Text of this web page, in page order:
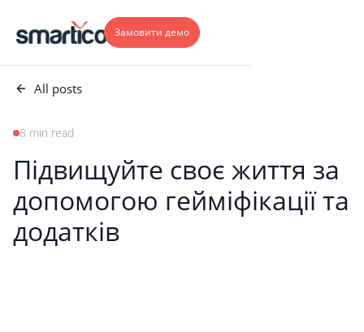
Замовити демо
All posts
8 min read
Підвищуйте своє життя за
допомогою гейміфікації та
додатків